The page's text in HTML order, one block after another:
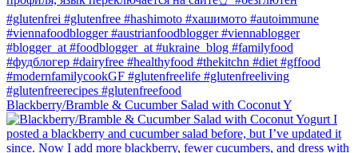
Blackberry/Bramble & Cucumber Salad with Coconut Y